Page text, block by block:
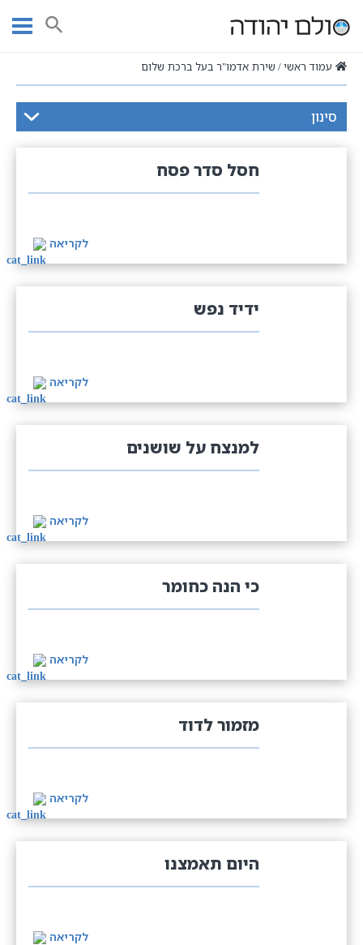
חיפוש
עמוד ראשי שירת אדמו"ר בעל ברכת שלום
חסל סדר פסח
לקריאה
ידיד נפש
לקריאה
למנצח על שושנים
לקריאה
כי הנה כחומר
לקריאה
מזמור לדוד
לקריאה
היום תאמצנו
לקריאה
סינון